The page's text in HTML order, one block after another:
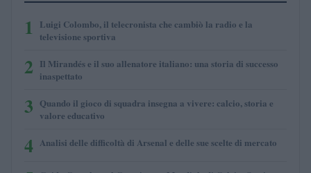
1
Luigi Colombo, il telecronista che cambiò la radio e la
televisione sportiva
2 Il Mirandés e il suo allenatore italiano: una storia di successo
inaspettato
3 Quando il gioco di squadra insegna a vivere: calcio, storia e
valore educativo
4 Analisi delle difficoltà di Arsenal e delle sue scelte di mercato